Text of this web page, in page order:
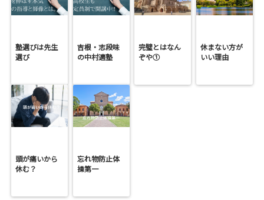
塾選びは先生
選び
吉根・志段味
の中村適塾
完璧とはなん
ぞや①
休まない方が
いい理由
頭が痛いから
休む？
忘れ物防止体
操第一